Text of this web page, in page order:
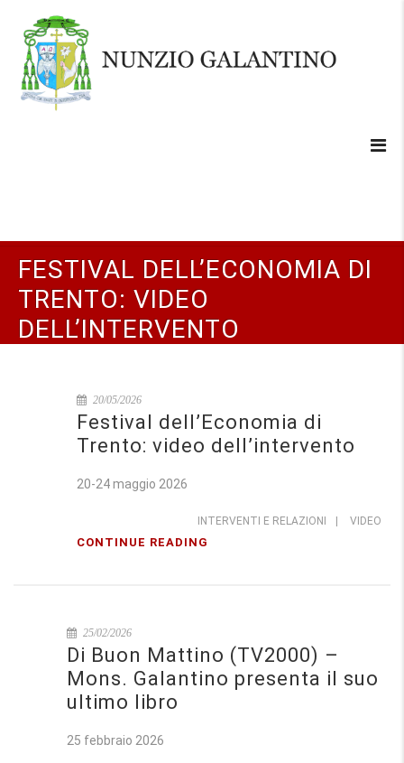
FESTIVAL DELL’ECONOMIA DI
TRENTO: VIDEO
DELL’INTERVENTO
20/05/2026
Festival dell’Economia di
Trento: video dell’intervento
20-24 maggio 2026
INTERVENTI E RELAZIONI VIDEO
CONTINUE READING
25/02/2026
Di Buon Mattino (TV2000) –
Mons. Galantino presenta il suo
ultimo libro
25 febbraio 2026